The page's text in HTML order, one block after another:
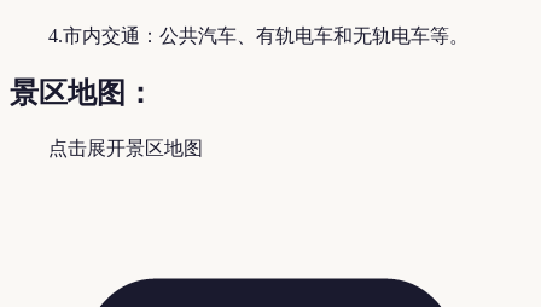
4.市内交通：公共汽车、有轨电车和无轨电车等。
景区地图：
点击展开景区地图